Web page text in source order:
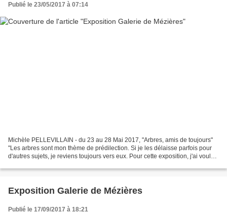
Publié le 23/05/2017 à 07:14
Michèle PELLEVILLAIN - du 23 au 28 Mai 2017, "Arbres, amis de toujours"
"Les arbres sont mon thème de prédilection. Si je les délaisse parfois pour
d'autres sujets, je reviens toujours vers eux. Pour cette exposition, j'ai voulu
Exposition Galerie de Mézières
Publié le 17/09/2017 à 18:21